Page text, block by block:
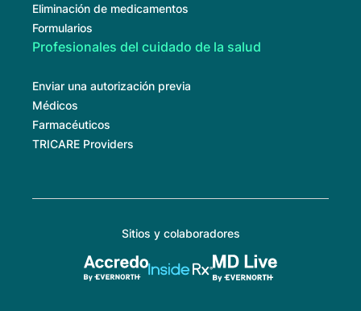
Eliminación de medicamentos
Formularios
Profesionales del cuidado de la salud
Enviar una autorización previa
Médicos
Farmacéuticos
TRICARE Providers
Sitios y colaboradores